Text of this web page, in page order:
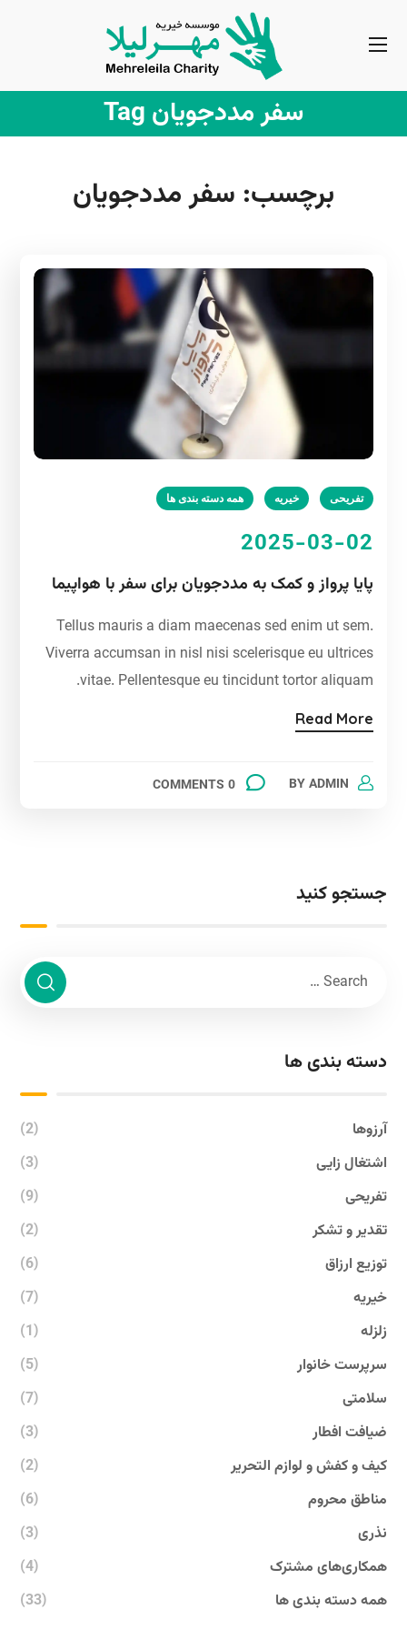
سفر مددجویان Tag
برچسب: سفر مددجویان
تفریحی خیریه همه دسته بندی ها
2025-03-02
پایا پرواز و کمک به مددجویان برای سفر با هواپیما
Tellus mauris a diam maecenas sed enim ut sem.
Viverra accumsan in nisl nisi scelerisque eu ultrices
vitae. Pellentesque eu tincidunt tortor aliquam.
Read More
BYADMIN
0 COMMENTS
جستجو کنید
دسته بندی ها
آرزوها
(2)
اشتغال زایی
(3)
تفریحی
(9)
تقدیر و تشکر
(2)
توزیع ارزاق
(6)
خیریه
(7)
زلزله
(1)
سرپرست خانوار
(5)
سلامتی
(7)
ضیافت افطار
(3)
کیف و کفش و لوازم التحریر
(2)
مناطق محروم
(6)
نذری
(3)
همکاری‌های مشترک
(4)
همه دسته بندی ها
(33)